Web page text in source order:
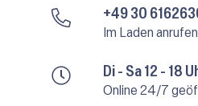
Di - Sa 12 - 18
Online 24/7
+49 30
Im Laden anrufen